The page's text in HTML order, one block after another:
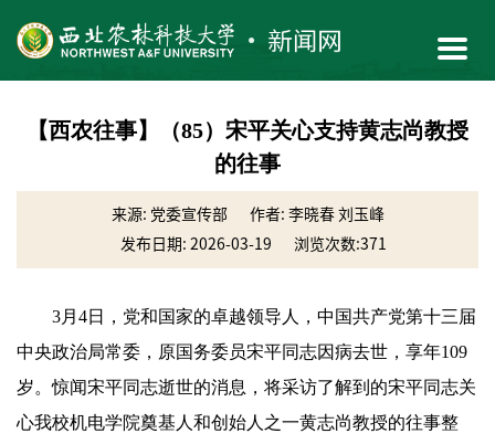
【西农往事】（85）宋平关心支持黄志尚教授
的往事
来源: 党委宣传部
作者: 李晓春 刘玉峰
发布日期: 2026-03-19
浏览次数:371
3月4日，党和国家的卓越领导人，中国共产党第十三届
中央政治局常委，原国务委员宋平同志因病去世，享年109
岁。惊闻宋平同志逝世的消息，将采访了解到的宋平同志关
心我校机电学院奠基人和创始人之一黄志尚教授的往事整